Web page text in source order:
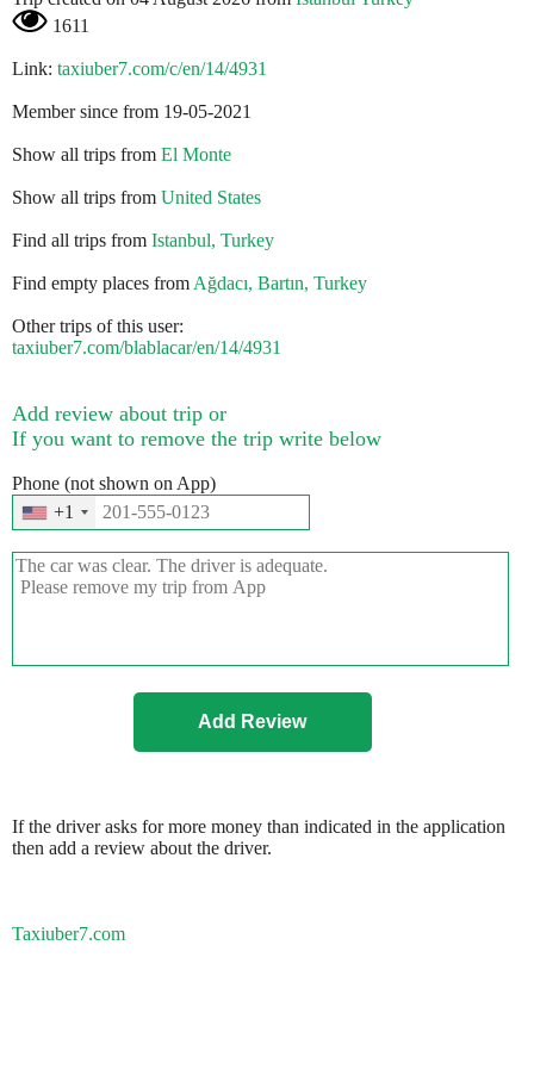
1611
Link: taxiuber7.com/c/en/14/4931
Member since from 19-05-2021
Show all trips from El Monte
Show all trips from United States
Find all trips from Istanbul, Turkey
Find empty places fromAğdacı, Bartın, Turkey
Other trips of this user:
taxiuber7.com/blablacar/en/14/4931
Add review about trip or
If you want to remove the trip write below
Phone (not shown on App)
+1
If the driver asks for more money than indicated in the application
then add a review about the driver.
Taxiuber7.com